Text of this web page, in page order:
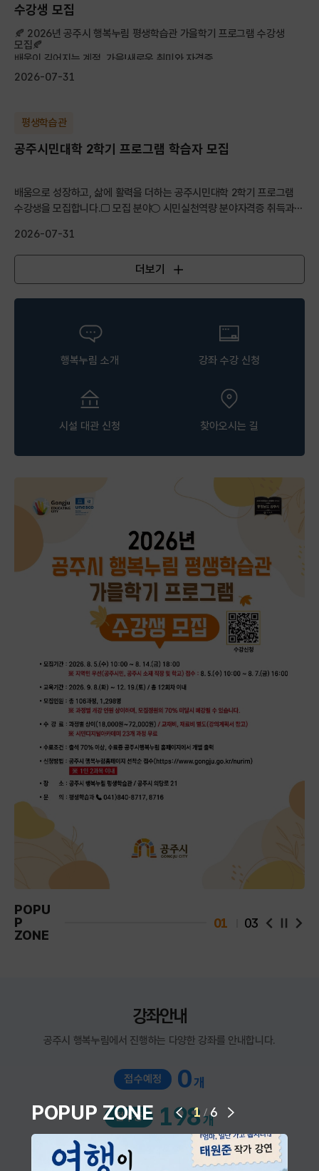
POPUP ZONE 이전 슬라이드
1 /6
다음 슬라이드
수강생 모집
🍂 2026년 공주시 행복누림 평생학습관 가을학기 프로그램 수강생
모집🍂
배움이 깊어지는 계절, 가을!새로운 취미와 자격증, ...
2026-07-31
평생학습관
공주시민대학 2학기 프로그램 학습자 모집
배움으로 성장하고, 삶에 활력을 더하는 공주시민대학 2학기 프로그램
수강생을 모집합니다.□ 모집 분야○ 시민실천역량 분야자격증 취득과
2026-07-31
공지사항
더보기
행복누림 소개 강좌 수강 신청
시설 대관 신청 찾아오시는 길
POPU
P
ZONE
01 03 팝업 슬라
팝
강좌안내
공주시 행복누림에서 진행하는 다양한 강좌를 안내합니다.
접수예정 0개
접수중 198개
접수마감 961개